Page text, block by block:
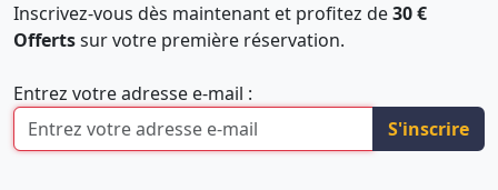
Inscrivez-vous dès maintenant et profitez de30 €
Offertssur votre première réservation.
Entrez votre adresse e-mail :
S'inscrire